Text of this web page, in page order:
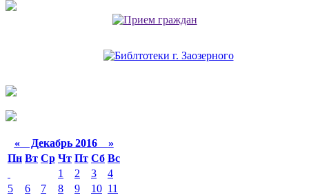
«Декабрь 2016 »
Пн Вт Ср Чт Пт Сб Вс
1
2 3
4
5
6 7 8 9 10 11